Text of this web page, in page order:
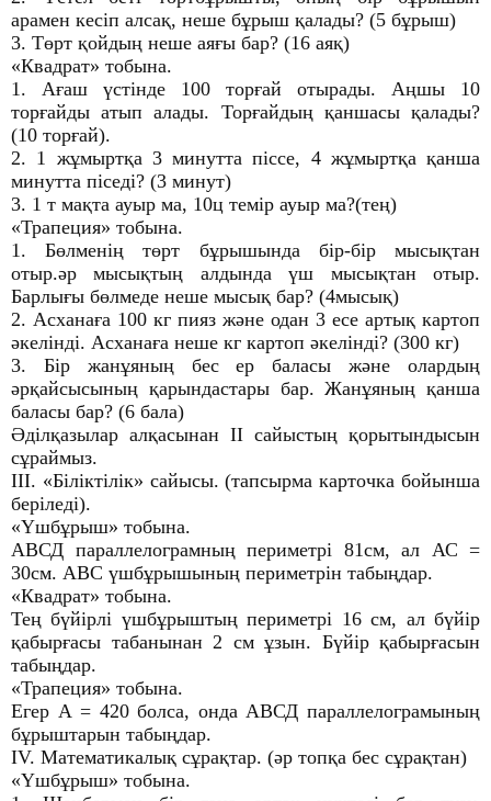
арамен кесіп алсақ, неше бұрыш қалады? (5 бұрыш)
3. Төрт қойдың неше аяғы бар? (16 аяқ)
«Квадрат» тобына.
1. Ағаш үстінде 100 торғай отырады. Аңшы 10
торғайды атып алады. Торғайдың қаншасы қалады?
(10 торғай).
2. 1 жұмыртқа 3 минутта піссе, 4 жұмыртқа қанша
минутта піседі? (3 минут)
3. 1 т мақта ауыр ма, 10ц темір ауыр ма?(тең)
«Трапеция» тобына.
1. Бөлменің төрт бұрышында бір-бір мысықтан
отыр.әр мысықтың алдында үш мысықтан отыр.
Барлығы бөлмеде неше мысық бар? (4мысық)
2. Асханаға 100 кг пияз және одан 3 есе артық картоп
әкелінді. Асханаға неше кг картоп әкелінді? (300 кг)
3. Бір жанұяның бес ер баласы және олардың
әрқайсысының қарындастары бар. Жанұяның қанша
баласы бар? (6 бала)
Әділқазылар алқасынан ІІ сайыстың қорытындысын
сұраймыз.
ІІІ. «Біліктілік» сайысы. (тапсырма карточка бойынша
беріледі).
«Үшбұрыш» тобына.
АВСД параллелограмның периметрі 81см, ал АС =
30см. АВС үшбұрышының периметрін табыңдар.
«Квадрат» тобына.
Тең бүйірлі үшбұрыштың периметрі 16 см, ал бүйір
қабырғасы табанынан 2 см ұзын. Бүйір қабырғасын
табыңдар.
«Трапеция» тобына.
Егер А = 420 болса, онда АВСД параллелограмының
бұрыштарын табыңдар.
IV. Математикалық сұрақтар. (әр топқа бес сұрақтан)
«Үшбұрыш» тобына.